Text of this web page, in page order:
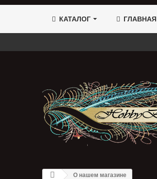
КАТАЛОГ ГЛАВНАЯ
О нашем магазине